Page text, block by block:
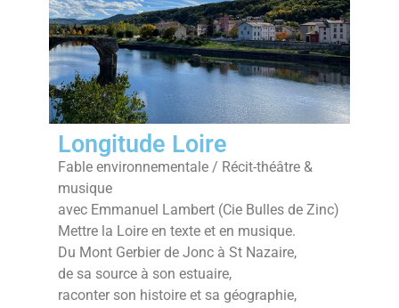
Longitude Loire
Fable environnementale / Récit-théâtre &
musique
avec Emmanuel Lambert (Cie Bulles de Zinc)
Mettre la Loire en texte et en musique.
Du Mont Gerbier de Jonc à St Nazaire,
de sa source à son estuaire,
raconter son histoire et sa géographie,